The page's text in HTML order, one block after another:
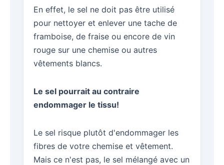
En effet, le sel ne doit pas être utilisé
pour nettoyer et enlever une tache de
framboise, de fraise ou encore de vin
rouge sur une chemise ou autres
vêtements blancs.
Le sel pourrait au contraire
endommager le tissu!
Le sel risque plutôt d'endommager les
fibres de votre chemise et vêtement.
Mais ce n'est pas, le sel mélangé avec un